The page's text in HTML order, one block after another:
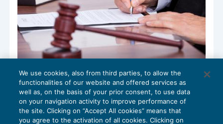
Il giudizio di ottemperanza
CONTENZIOSO02/11/2017
diEVOLUTION
We use cookies, also from third parties, to allow the
functionalities of our website and offered services as
well as, on the basis of your prior consent, to use data
on your navigation activity to improve performance of
the site. Clicking on “Accept All cookies” means that
you agree to the activation of all cookies. Clicking on